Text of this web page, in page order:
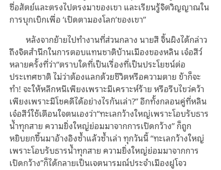
ซื่อสัตย์และตรงไปตรงมาของเขา และเรียนรู้จิตวิญญาณใน
การบุกเบิกเพื่อ ‘เปิดตามองโลก’ของเขา”
หลังจากย้ายไปทำงานที่ส่วนกลาง นายสี จิ้นผิงได้กล่าว
ถึงจิตสำนึกในการตอบแทนชาติบ้านเมืองของหลิน เจ๋อสีว์
หลายครั้งที่ว่า“ตราบใดที่เป็นเรื่องที่เป็นประโยชน์ต่อ
ประเทศชาติ ไม่ว่าต้องแลกด้วยชีวิตหรือความตาย ข้าก็จะ
ทำ! จะให้หลีกหนีเพียงเพราะมีเคราะห์ร้าย หรือรีบไขว่คว้า
เพียงเพราะมีโชคดีได้อย่างไรกันเล่า?” อีกทั้งกลอนคู่ที่หลิน
เจ๋อสีว์ใช้เตือนใจตนเองว่า“ทะเลกว้างใหญ่เพราะโอบรับธาร
น้ำทุกสาย ความยิ่งใหญ่ย่อมมาจากการเปิดกว้าง” ก็ถูก
หยิบยกขึ้นมาอ้างอิงซ้ำแล้วซ้ำเล่า ทุกวันนี้ “ทะเลกว้างใหญ่
เพราะโอบรับธารน้ำทุกสาย ความยิ่งใหญ่ย่อมมาจากการ
เปิดกว้าง”ก็ได้กลายเป็นเจตนารมณ์ประจำเมืองฝูโจว